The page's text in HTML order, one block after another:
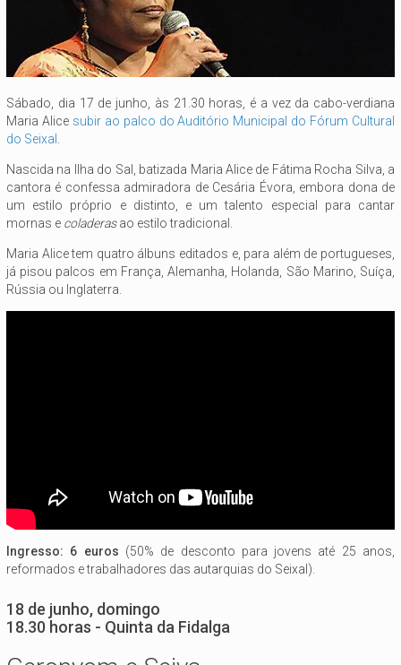
Sábado, dia 17 de junho, às 21.30 horas, é a vez da cabo-verdiana
Maria Alice subir ao palco do Auditório Municipal do Fórum Cultural
do Seixal .
Nascida na Ilha do Sal, batizada Maria Alice de Fátima Rocha Silva, a
cantora é confessa admiradora de Cesária Évora, embora dona de
um estilo próprio e distinto, e um talento especial para cantar
mornas e coladerasao estilo tradicional.
Maria Alice tem quatro álbuns editados e, para além de portugueses,
já pisou palcos em França, Alemanha, Holanda, São Marino, Suíça,
Rússia ou Inglaterra.
Ingresso: 6 euros (50% de desconto para jovens até 25 anos,
reformados e trabalhadores das autarquias do Seixal).
18 de junho, domingo
18.30 horas - Quinta da Fidalga